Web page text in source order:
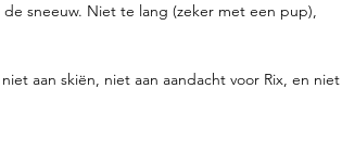
sneeuw. Niet te lang (zeker met een pup),
aan skiën, niet aan aandacht voor Rix, en niet